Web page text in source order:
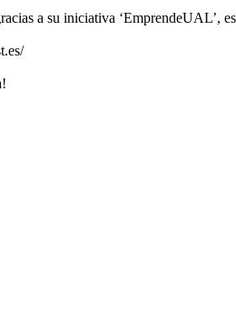
a su iniciativa ‘EmprendeUAL’,